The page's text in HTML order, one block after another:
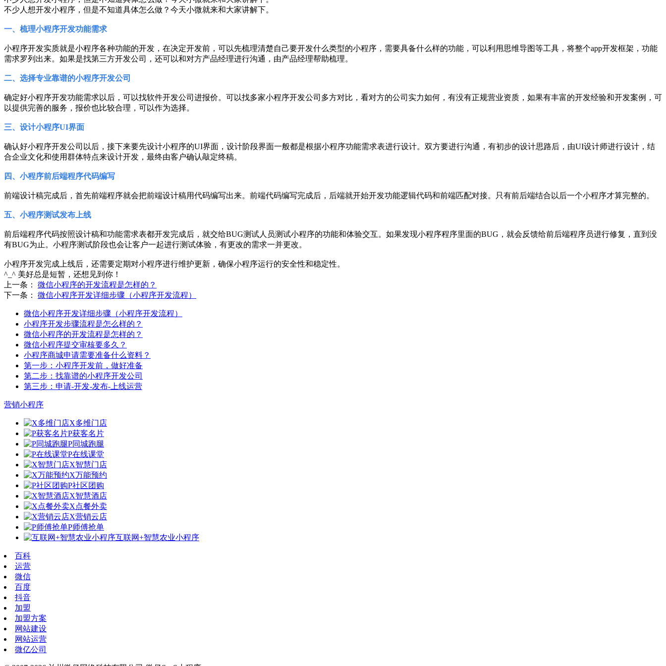
不少人想开发小程序，但是不知道具体怎么做？今天小微就来和大家讲解下。
一、梳理小程序开发功能需求
小程序开发实质就是小程序各种功能的开发，在决定开发前，可以先梳理清楚自己要开发什么类型的小程序，需要具备什么样的功能，可以利用思维导图等工具，将整个app开发框架，功能
需求罗列出来。如果是找第三方开发公司，还可以和对方产品经理进行沟通，由产品经理帮助梳理。
二、选择专业靠谱的小程序开发公司
确定好小程序开发功能需求以后，可以找软件开发公司进报价。可以找多家小程序开发公司多方对比，看对方的公司实力如何，有没有正规营业资质，如果有丰富的开发经验和开发案例，可
以提供完善的服务，报价也比较合理，可以作为选择。
三、设计小程序UI界面
确认好小程序开发公司以后，接下来要先设计小程序的UI界面，设计阶段界面一般都是根据小程序功能需求表进行设计。双方要进行沟通，有初步的设计思路后，由UI设计师进行设计，结
合企业文化和使用群体特点来设计开发，最终由客户确认敲定终稿。
四、小程序前后端程序代码编写
前端设计稿完成后，首先前端程序就会把前端设计稿用代码编写出来。前端代码编写完成后，后端就开始开发功能逻辑代码和前端匹配对接。只有前后端结合以后一个小程序才算完整的。
五、小程序测试发布上线
前后端程序代码按照设计稿和功能需求表都开发完成后，就交给BUG测试人员测试小程序的功能和体验交互。如果发现小程序程序里面的BUG，就会反馈给前后端程序员进行修复，直到没
有BUG为止。小程序测试阶段也会让客户一起进行测试体验，有更改的需求一并更改。
小程序开发完成上线后，还需要定期对小程序进行维护更新，确保小程序运行的安全性和稳定性。
^_^ 美好总是短暂，还想见到你！
上一条： 微信小程序的开发流程是怎样的？
下一条： 微信小程序开发详细步骤（小程序开发流程）
微信小程序开发详细步骤（小程序开发流程）
小程序开发步骤流程是怎么样的？
微信小程序的开发流程是怎样的？
微信小程序提交审核要多久？
小程序商城申请需要准备什么资料？
第一步：小程序开发前，做好准备
第二步：找靠谱的小程序开发公司
第三步：申请-开发-发布-上线运营
营销小程序
X多维门店
P获客名片
P同城跑腿
P在线课堂
X智慧门店
X万能预约
P社区团购
X智慧酒店
X点餐外卖
X营销云店
P师傅抢单
互联网+智慧农业小程序
百科
运营
微信
百度
抖音
加盟
加盟方案
网站建设
网站运营
微亿公司